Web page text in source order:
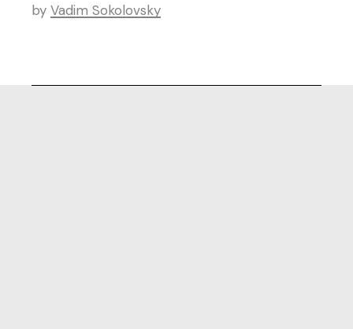
by Vadim Sokolovsky